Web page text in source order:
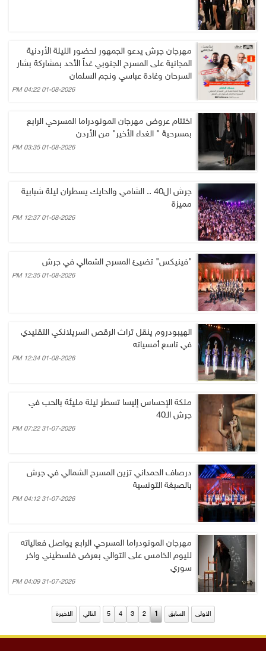
مهرجان جرش يدعو الجمهور لحضور الليلة الأردنية
المجانية على المسرح الجنوبي غداً الأحد بمشاركة بشار
السرحان وغادة عباسي ونجم السلمان
01-08-2026 04:22 PM
اختتام عروض مهرجان المونودراما المسرحي الرابع
بمسرحية " الغداء الأخير" من الأردن
01-08-2026 03:35 PM
جرش ال40 .. الشامي والحايك يسطران ليلة شبابية
مميزة
01-08-2026 12:37 PM
"فينيكس" تضيئ المسرح الشمالي في جرش
01-08-2026 12:35 PM
الهيبودروم ينقل تراث الرقص السريلانكي التقليدي
في تاسع أمسياته
01-08-2026 12:34 PM
ملكة الإحساس إليسا تسطر ليلة مليئة بالحب في
جرش الـ40
31-07-2026 07:22 PM
درصاف الحمداني تزين المسرح الشمالي في جرش
بالصبغة التونسية
31-07-2026 04:12 PM
مهرجان المونودراما المسرحي الرابع يواصل فعالياته
لليوم الخامس على التوالي بعرض فلسطيني واخر
سوري
31-07-2026 04:09 PM
الاولى السابق 1
2
3
4
5 التالي الاخيرة